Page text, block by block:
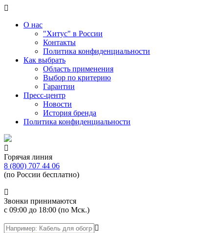
О нас
"Хитус" в России
Контакты
Политика конфиденциальности
Как выбрать
Область применения
Выбор по критерию
Гарантии
Пресс-центр
Новости
История бренда
Политика конфиденциальности
Горячая линия
8 (800) 707 44 06
(по России бесплатно)
Звонки принимаются
с 09:00 до 18:00 (по Мск.)